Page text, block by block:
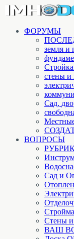
ФОРУМЫ
земля и
стены и
Cад,
ВОПРОСЫ
Сад и
Стены и
ВАШ